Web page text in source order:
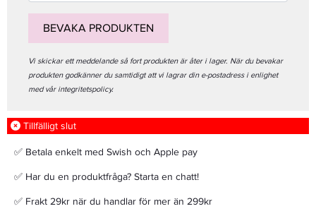
BEVAKA PRODUKTEN
Vi skickar ett meddelande så fort produkten är åter i lager. När du bevakar
produkten godkänner du samtidigt att vi lagrar din e-postadress i enlighet
med vår integritetspolicy.
Tillfälligt slut
✅ Betala enkelt med Swish och Apple pay
✅ Har du en produktfråga? Starta en chatt!
✅ Frakt 29kr när du handlar för mer än 299kr